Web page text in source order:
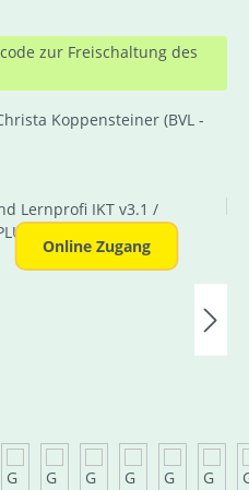
zur Freischaltung des
Koppensteiner (BVL -
Online Zugang